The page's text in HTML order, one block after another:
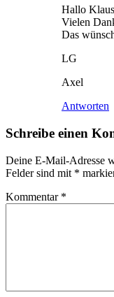
Hallo
Vielen
Das
LG
Axel
Antworten
Schreibe einen
Deine E-Mail-Adresse
Felder sind mit *
Kommentar *